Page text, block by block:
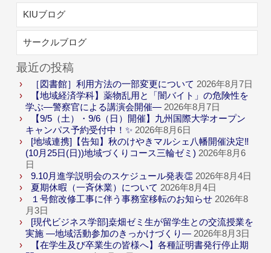
KIUブログ
サークルブログ
最近の投稿
［図書館］利用方法の一部変更について 2026年8月7日
【地域経済学科】薬物乱用と「闇バイト」の危険性を
学ぶ―警察官による講演会開催― 2026年8月7日
【9/5（土）・9/6（日）開催】九州国際大学オープン
キャンパス予約受付中！✨ 2026年8月6日
[地域連携]【告知】秋のけやきマルシェ八幡開催決定‼
(10月25日(日))地域づくりコース三輪ゼミ) 2026年8月6
日
9.10月進学説明会のスケジュール発表👏 2026年8月4日
夏期休暇（一斉休業）について 2026年8月4日
１号館改修工事に伴う事務室移転のお知らせ 2026年8
月3日
[現代ビジネス学部]桒畑ゼミ生が留学生との交流授業を
実施 ―地域活動参加のきっかけづくり― 2026年8月3日
【在学生及び卒業生の皆様へ】各種証明書発行停止期